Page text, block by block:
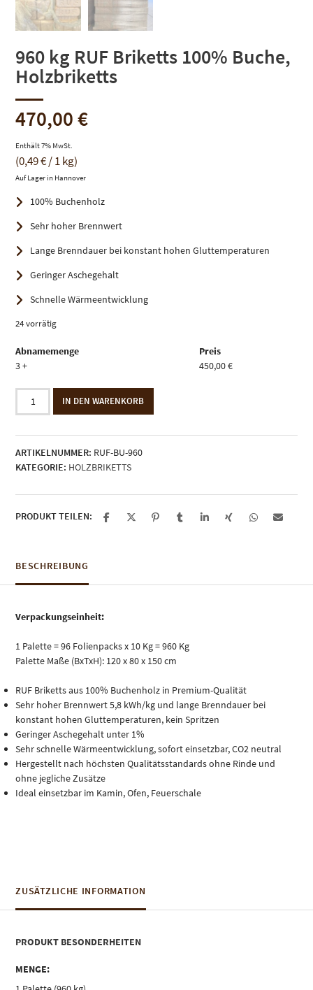
960 kg RUF Briketts 100% Buche,
Holzbriketts
470,00€
Enthält 7% MwSt.
(0,49€/ 1 kg)
Auf Lager in Hannover
100% Buchenholz
Sehr hoher Brennwert
Lange Brenndauer bei konstant hohen Gluttemperaturen
Geringer Aschegehalt
Schnelle Wärmeentwicklung
24 vorrätig
Abnamemenge
Preis
3 +
450,00€
960
Briketts
100%
Buche,
Menge
IN DEN WARENKORB
ARTIKELNUMMER: RUF-BU-960
KATEGORIE: HOLZBRIKETTS
PRODUKT TEILEN:
BESCHREIBUNG
Verpackungseinheit:
1 Palette = 96 Folienpacks x 10 Kg = 960 Kg
Palette Maße (BxTxH): 120 x 80 x 150 cm
RUF Briketts aus 100% Buchenholz in Premium-Qualität
Sehr hoher Brennwert 5,8 kWh/kg und lange Brenndauer bei
konstant hohen Gluttemperaturen, kein Spritzen
Geringer Aschegehalt unter 1%
Sehr schnelle Wärmeentwicklung, sofort einsetzbar, CO2 neutral
Hergestellt nach höchsten Qualitätsstandards ohne Rinde und
ohne jegliche Zusätze
Ideal einsetzbar im Kamin, Ofen, Feuerschale
ZUSÄTZLICHE INFORMATION
PRODUKT BESONDERHEITEN
MENGE: